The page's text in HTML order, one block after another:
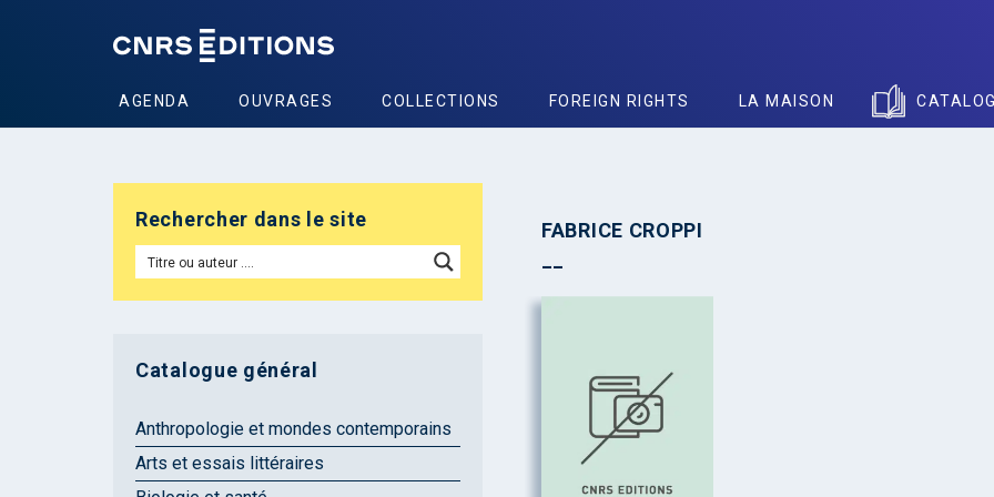
AGENDA OUVRAGES COLLECTIONS FOREIGN RIGHTS LA MAISON
FABRICE CROPPI
Rechercher dans le site
Catalogue général
Anthropologie et mondes contemporains
Arts et essais littéraires